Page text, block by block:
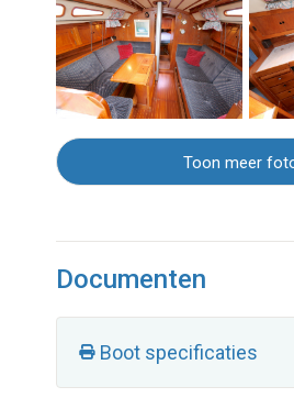
Toon meer
Documenten
Boot specificaties